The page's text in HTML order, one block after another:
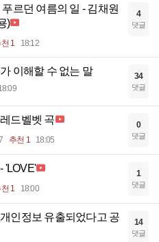
르던 여름의 일 - 김채원
)
1 18:12
4
댓글
이해할 수 없는 말 34
댓글
드벨벳 곡
추천 1 18:05
0
댓글
'LOVE'
1 18:00
1
댓글
인정보 유출되었다고 공
14
댓글